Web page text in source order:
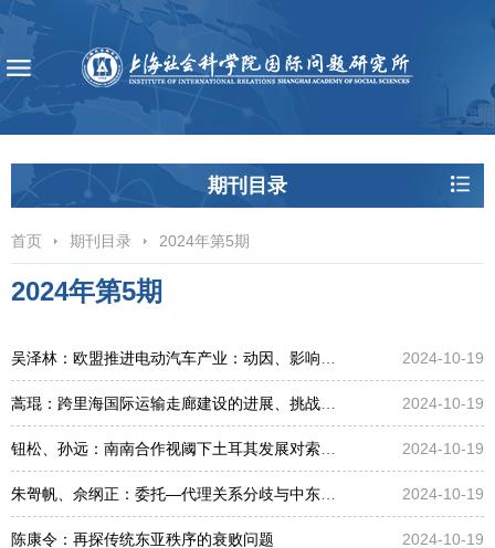
期刊目录
首页 期刊目录 2024年第5期
2024年第5期
2024-10-19
2024-10-19
2024-10-19
2024-10-19
陈康令：再探传统东亚秩序的衰败问题 2024-10-19